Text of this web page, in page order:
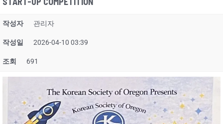
작성자 관리자
작성일 2026-04-10 03:39
조회 691